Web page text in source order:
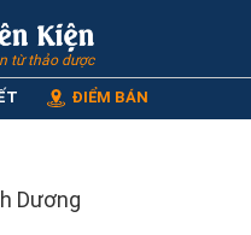
từ thảo dược
ĐIỂM BÁN
Dương